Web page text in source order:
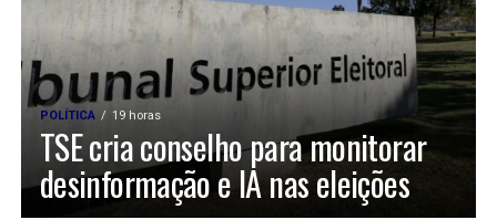
POLÍTICA 19 horas
TSE cria conselho para monitorar
desinformação e IA nas eleições